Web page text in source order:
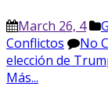
March 26, 4
Conflictos
No
elección de
Más...